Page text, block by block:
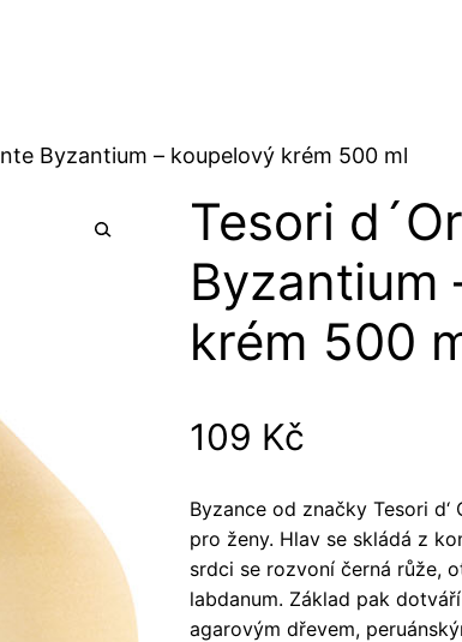
Byzantium – koupelový krém 500 ml
Tesori
Byzantium
krém 500
109 Kč
Byzance od značky Tesori
pro ženy. Hlav se skládá z
srdci se rozvoní černá růže,
labdanum. Základ pak
agarovým dřevem,